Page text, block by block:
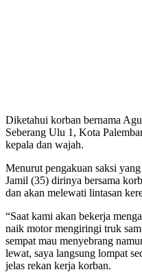
Diketahui korban bernama
Seberang Ulu 1, Kota
kepala dan wajah.
Menurut pengakuan saksi
Jamil (35) dirinya bersama
dan akan melewati lintasan
“Saat kami akan bekerja
naik motor mengiringi truk
sempat mau menyebrang
lewat, saya langsung lompat
jelas rekan kerja korban.